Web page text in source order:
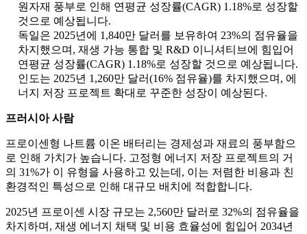
원자재 풍부로 인해 연평균 성장률(CAGR) 1.18%로 성장할
것으로 예상됩니다.
독일은 2025년에 1,840만 달러를 보유하여 23%의 점유율을
차지했으며, 재생 가능 통합 및 R&D 이니셔티브에 힘입어
연평균 성장률(CAGR) 1.18%로 성장할 것으로 예상됩니다.
인도는 2025년 1,260만 달러(16% 점유율)를 차지했으며, 에
너지 저장 프로젝트 확대로 꾸준한 성장이 예상된다.
프러시아 사람
프로이센형 나트륨 이온 배터리는 경제성과 재료의 풍부함으
로 인해 가치가 높습니다. 고정형 에너지 저장 프로젝트의 거
의 31%가 이 유형을 사용하고 있는데, 이는 저렴한 비용과 친
환경적인 특성으로 인해 대규모 배치에 적합합니다.
2025년 프로이센 시장 규모는 2,560만 달러로 32%의 점유율을
차지하며, 재생 에너지 채택 및 비용 효율성에 힘입어 2034년